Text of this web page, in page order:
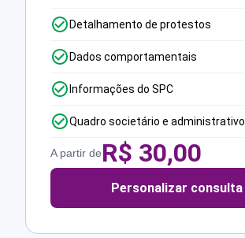
Detalhamento de protestos
Dados comportamentais
Informações do SPC
Quadro societário e administrativo
A partir deR$ 30,00
Personalizar consulta